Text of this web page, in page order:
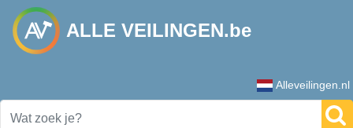
ALLE VEILINGEN.be
Alleveilingen.nl